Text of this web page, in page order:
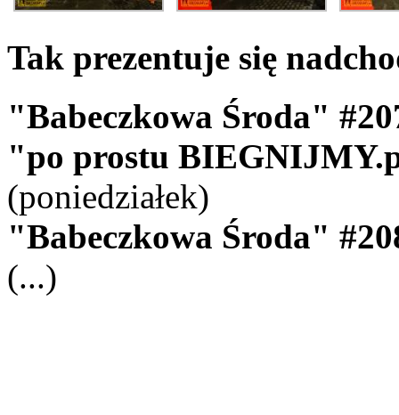
Tak prezentuje się
"Babeczkowa Środa"
"po prostu
(poniedziałek)
"Babeczkowa Środa"
(...)